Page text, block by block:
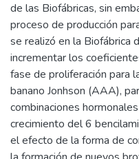
de las Biofábricas, sin
proceso de producción
se realizó en la Biofábrica
incrementar los
fase de proliferación para
banano Jonhson (AAA),
combinaciones
crecimiento del 6
el efecto de la forma de